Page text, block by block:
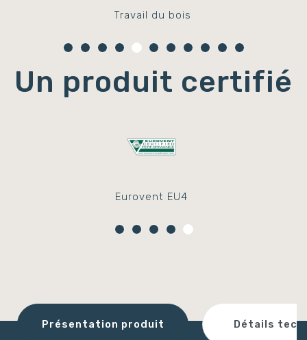
Travail du bois
Un produit certifié
Eurovent EU4
Présentation produit Détails